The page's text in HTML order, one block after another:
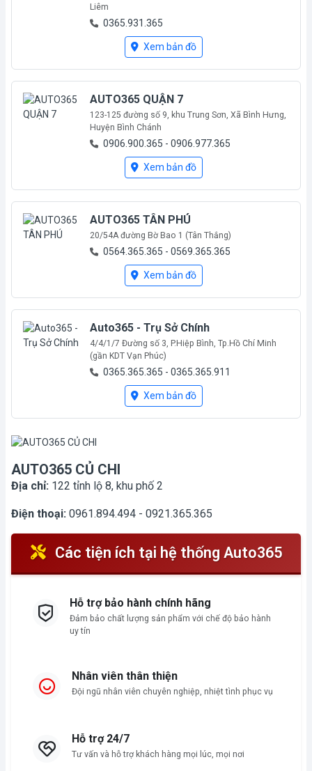
Liêm
0365.931.365
Xem bản đồ
AUTO365 QUẬN 7
123-125 đường số 9, khu Trung Sơn, Xã Bình Hưng,
Huyện Bình Chánh
0906.900.365 - 0906.977.365
Xem bản đồ
AUTO365 TÂN PHÚ
20/54A đường Bờ Bao 1 (Tân Thắng)
0564.365.365 - 0569.365.365
Xem bản đồ
Auto365 - Trụ Sở Chính
4/4/1/7 Đường số 3, P.Hiệp Bình, Tp.Hồ Chí Minh
(gần KDT Vạn Phúc)
0365.365.365 - 0365.365.911
Xem bản đồ
AUTO365 CỦ CHI
Địa chỉ: 122 tỉnh lộ 8, khu phố 2
Điện thoại: 0961.894.494 - 0921.365.365
Các tiện ích tại hệ thống Auto365
Hỗ trợ bảo hành chính hãng
Đảm bảo chất lượng sản phẩm với chế độ bảo hành
uy tín
Nhân viên thân thiện
Đội ngũ nhân viên chuyên nghiệp, nhiệt tình phục vụ
Hỗ trợ 24/7
Tư vấn và hỗ trợ khách hàng mọi lúc, mọi nơi